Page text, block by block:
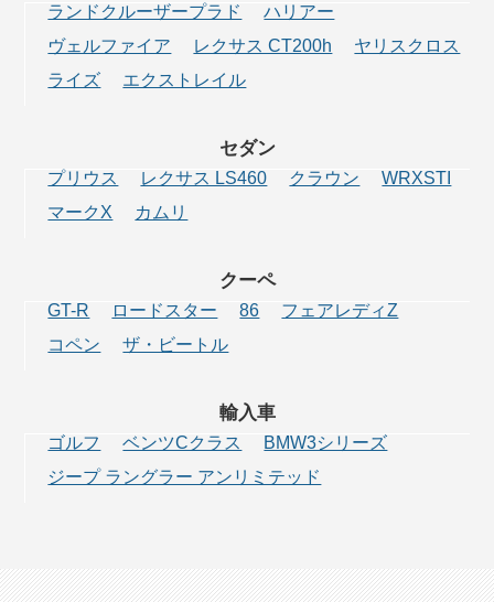
ランドクルーザープラド
ハリアー
ヴェルファイア
レクサス CT200h
ヤリスクロス
ライズ
エクストレイル
セダン
プリウス レクサス LS460 クラウン
WRXSTI
マークX
カムリ
クーペ
GT-R ロードスター 86
フェアレディZ
コペン
ザ・ビートル
輸入車
ゴルフ ベンツCクラス
BMW3シリーズ
ジープ ラングラー アンリミテッド